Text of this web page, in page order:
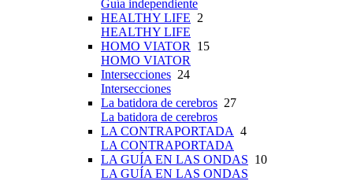
Guía independiente
HEALTHY LIFE 2
HEALTHY LIFE
HOMO VIATOR
15
HOMO VIATOR
Intersecciones 24
Intersecciones
La batidora de cerebros 27
La batidora de cerebros
LA CONTRAPORTADA 4
LA CONTRAPORTADA
LA GUÍA EN LAS ONDAS 10
LA GUÍA EN LAS ONDAS